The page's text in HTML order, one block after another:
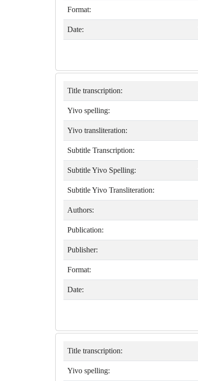
Format:
Date:
Title transcription:
Yivo spelling:
Yivo transliteration:
Subtitle Transcription:
Subtitle Yivo Spelling:
Subtitle Yivo Transliteration:
Authors:
Publication:
Publisher:
Format:
Date:
Title transcription:
Yivo spelling: